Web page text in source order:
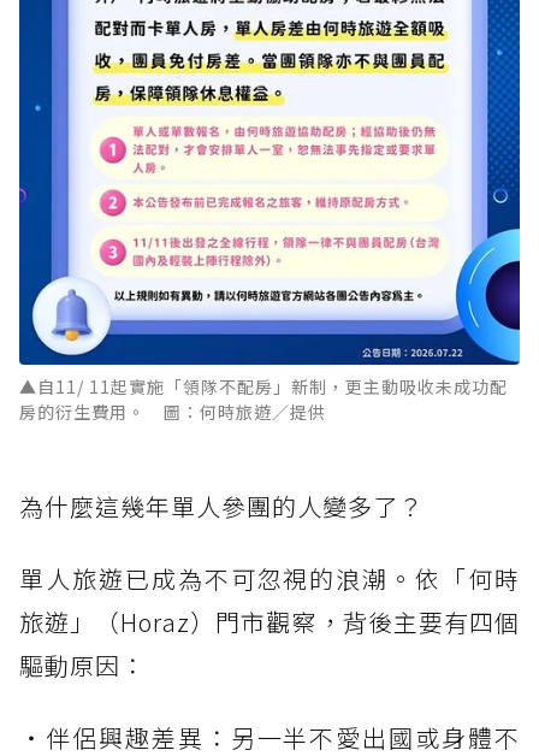
▲自11/ 11起實施「領隊不配房」新制，更主動吸收未成功配
房的衍生費用。 圖：何時旅遊／提供
為什麼這幾年單人參團的人變多了？
單人旅遊已成為不可忽視的浪潮。依「何時
旅遊」（Horaz）門市觀察，背後主要有四個
驅動原因：
・伴侶興趣差異：另一半不愛出國或身體不